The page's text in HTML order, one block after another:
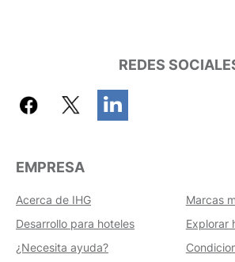
REDES
EMPRESA
Acerca de IHG
Marcas
Desarrollo para hoteles
Explorar
¿Necesita ayuda?